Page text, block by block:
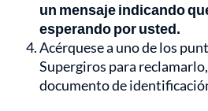
un mensaje indicando
esperando por usted.
Acérquese a uno de los
Supergiros para
documento de